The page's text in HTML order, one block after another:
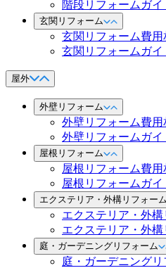
階段リフォームガイ
玄関リフォーム
玄関リフォーム費用
玄関リフォームガイ
屋外
外壁リフォーム
外壁リフォーム費用
外壁リフォームガイ
屋根リフォーム
屋根リフォーム費用
屋根リフォームガイ
エクステリア・外構リフォーム
エクステリア・外
エクステリア・外
庭・ガーデニングリフォーム
庭・ガーデニング